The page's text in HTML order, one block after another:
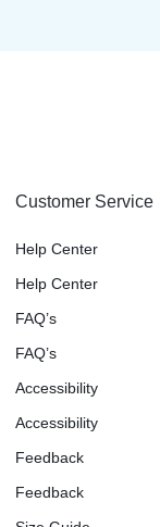
Customer Service
Help Center
Help Center
FAQ’s
FAQ’s
Accessibility
Accessibility
Feedback
Feedback